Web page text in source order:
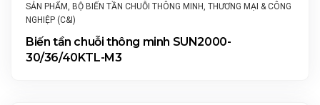
SẢN PHẨM, BỘ BIẾN TẦN CHUỖI THÔNG MINH, THƯƠNG MẠI & CÔNG
NGHIỆP (C&I)
Biến tần chuỗi thông minh SUN2000-
30/36/40KTL-M3